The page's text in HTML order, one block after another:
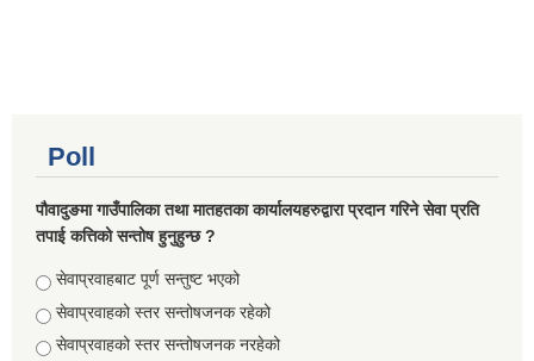
Poll
पौवादुङमा गाउँपालिका तथा मातहतका कार्यालयहरुद्वारा प्रदान गरिने सेवा प्रति
तपाई कत्तिको सन्तोष हुनुहुन्छ ?
Choices
सेवाप्रवाहबाट पूर्ण सन्तुष्ट भएको
सेवाप्रवाहको स्तर सन्तोषजनक रहेको
सेवाप्रवाहको स्तर सन्तोषजनक नरहेको